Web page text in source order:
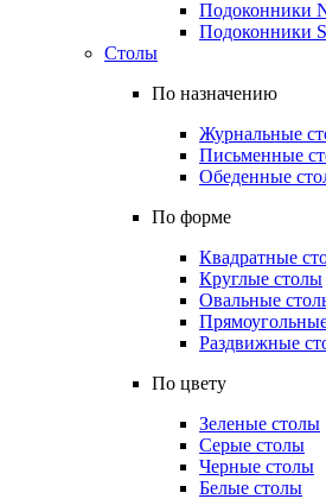
Подоконники
Подоконники
Столы
По назначению
Журнальные
Письменные
Обеденные
По форме
Квадратные
Круглые столы
Овальные
Раздвижные
По цвету
Зеленые столы
Серые столы
Черные столы
Белые столы